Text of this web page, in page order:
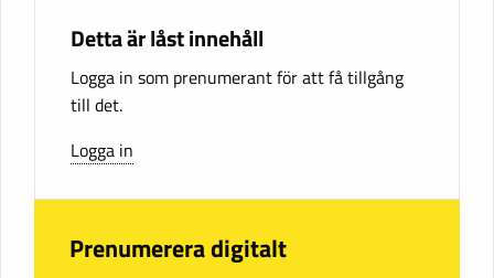
Detta är låst innehåll
Logga in som prenumerant för att få tillgång
till det.
Logga in
Prenumerera digitalt